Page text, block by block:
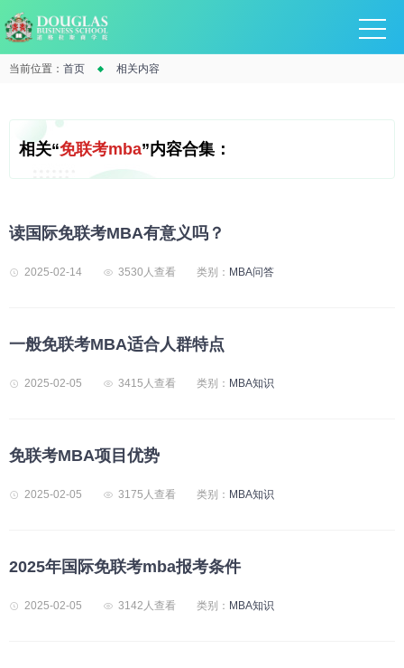
当前位置： 首页 相关内容
相关“免联考mba”内容合集：
读国际免联考MBA有意义吗？
2025-02-14 3530人查看 类别： MBA问答
一般免联考MBA适合人群特点
2025-02-05 3415人查看 类别： MBA知识
免联考MBA项目优势
2025-02-05 3175人查看 类别： MBA知识
2025年国际免联考mba报考条件
2025-02-05 3142人查看 类别： MBA知识